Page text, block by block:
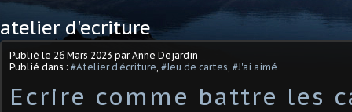
atelier d'ecriture
Publié le 26 Mars 2023 par Anne Dejardin
Publié dans : #Atelier d'écriture, #Jeu de cartes, #J'ai aimé
Ecrire comme battre les